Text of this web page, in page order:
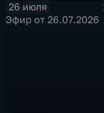
26 июля
Эфир от 26.07.2026